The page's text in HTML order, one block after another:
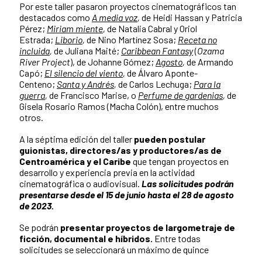
Por este taller pasaron proyectos cinematográficos tan
destacados como A media voz, de Heidi Hassan y Patricia
Pérez; Miriam miente, de Natalia Cabral y Oriol
Estrada; Liborio, de Nino Martínez Sosa; Receta no
incluida, de Juliana Maité; Caribbean Fantasy(Ozama
River Project), de Johanne Gómez; Agosto, de Armando
Capó; El silencio del viento, de Álvaro Aponte-
Centeno; Santa y Andrés, de Carlos Lechuga; Para la
guerra, de Francisco Marise, o Perfume de gardenias, de
Gisela Rosario Ramos (Macha Colón), entre muchos
otros.
A la séptima edición del taller pueden postular
guionistas, directores/as y productores/as de
Centroamérica y el Caribe que tengan proyectos en
desarrollo y experiencia previa en la actividad
cinematográfica o audiovisual. Las solicitudes podrán
presentarse desde el 15 de junio hasta el 28 de agosto
de 2023.
Se podrán presentar proyectos de largometraje de
ficción, documental e híbridos. Entre todas
solicitudes se seleccionará un máximo de quince